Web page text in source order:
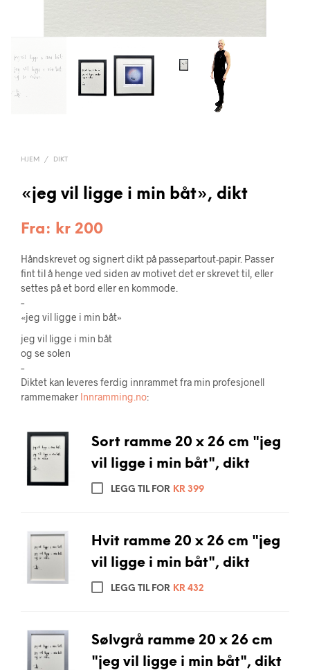
HJEM / DIKT
«jeg vil ligge i min båt», dikt
Fra: kr 200
Håndskrevet og signert dikt på passepartout-papir. Passer
fint til å henge ved siden av motivet det er skrevet til, eller
settes på et bord eller en kommode.
–
«jeg vil ligge i min båt»
jeg vil ligge i min båt
og se solen
–
Diktet kan leveres ferdig innrammet fra min profesjonell
rammemaker Innramming.no:
Sort ramme 20 x 26 cm "jeg
vil ligge i min båt", dikt
LEGG TIL FOR KR399
Hvit ramme 20 x 26 cm "jeg
vil ligge i min båt", dikt
LEGG TIL FOR KR432
Sølvgrå ramme 20 x 26 cm
"jeg vil ligge i min båt", dikt